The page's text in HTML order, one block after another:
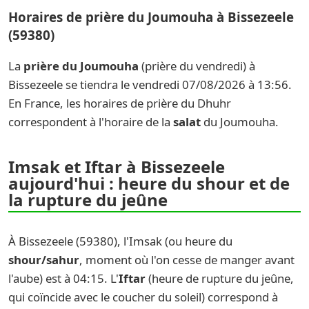
Horaires de prière du Joumouha à Bissezeele
(59380)
La prière du Joumouha (prière du vendredi) à
Bissezeele se tiendra le vendredi 07/08/2026 à 13:56.
En France, les horaires de prière du Dhuhr
correspondent à l'horaire de la salat du Joumouha.
Imsak et Iftar à Bissezeele
aujourd'hui : heure du shour et de
la rupture du jeûne
À Bissezeele (59380), l'Imsak (ou heure du
shour/sahur, moment où l'on cesse de manger avant
l'aube) est à 04:15. L'Iftar(heure de rupture du jeûne,
qui coïncide avec le coucher du soleil) correspond à